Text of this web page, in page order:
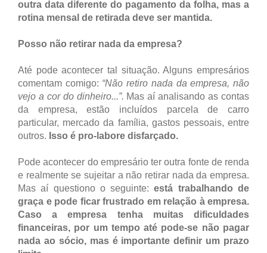
outra data diferente do pagamento da folha, mas a
rotina mensal de retirada deve ser mantida.
Posso não retirar nada da empresa?
Até pode acontecer tal situação. Alguns empresários
comentam comigo: “Não retiro nada da empresa, não
vejo a cor do dinheiro...”. Mas aí analisando as contas
da empresa, estão incluídos parcela de carro
particular, mercado da família, gastos pessoais, entre
outros. Isso é pro-labore disfarçado.
Pode acontecer do empresário ter outra fonte de renda
e realmente se sujeitar a não retirar nada da empresa.
Mas aí questiono o seguinte:está trabalhando de
graça e pode ficar frustrado em relação à empresa.
Caso a empresa tenha muitas dificuldades
financeiras, por um tempo até pode-se não pagar
nada ao sócio, mas é importante definir um prazo